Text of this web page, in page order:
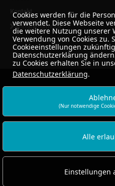
Kontakt
Anfrageformular
Cookies werden für die
verwendet. Diese Webseite
die weitere Nutzung unserer
Verwendung von Cookies zu.
Cookieeinstellungen
Datenschutzerklärung
zu Cookies erhalten Sie in
Datenschutzerklärung.
(Nur notwendige
Alle
Einstellungen